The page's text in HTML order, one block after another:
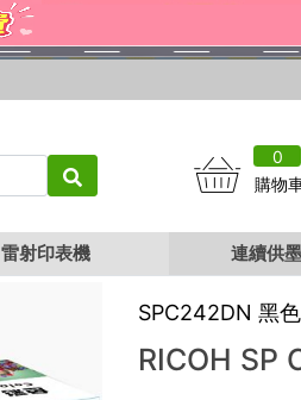
0
購物
雷射印表機 連續供
SPC242DN 黑色
RICOH SP